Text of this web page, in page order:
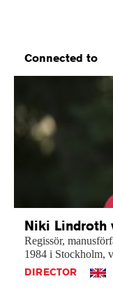
Connected to
Niki Lindroth
Regissör,
1984 i Stockholm,
DIRECTOR